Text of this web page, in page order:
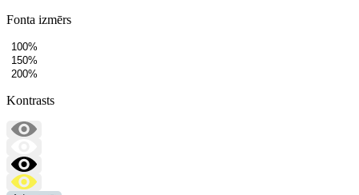
Fonta izmērs
100%
150%
200%
Kontrasts